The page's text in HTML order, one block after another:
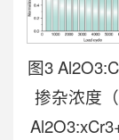
图3
掺杂浓度